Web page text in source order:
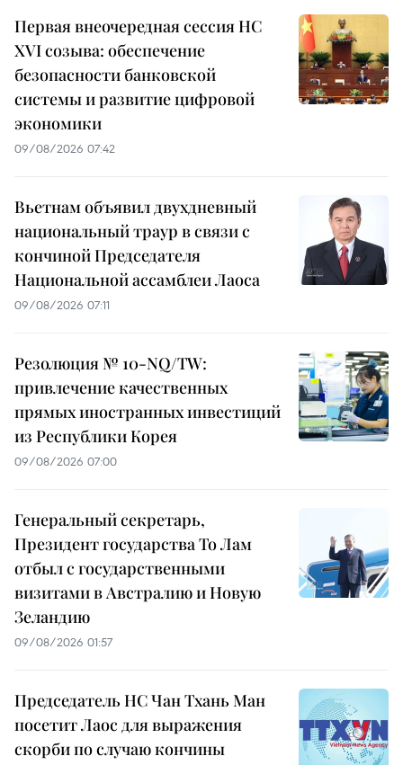
Первая внеочередная сессия НС
XVI созыва: обеспечение
безопасности банковской
системы и развитие цифровой
экономики
09/08/2026 07:42
Вьетнам объявил двухдневный
национальный траур в связи с
кончиной Председателя
Национальной ассамблеи Лаоса
09/08/2026 07:11
Резолюция № 10-NQ/TW:
привлечение качественных
прямых иностранных инвестиций
из Республики Корея
09/08/2026 07:00
Генеральный секретарь,
Президент государства То Лам
отбыл с государственными
визитами в Австралию и Новую
Зеландию
09/08/2026 01:57
Председатель НС Чан Тхань Ман
посетит Лаос для выражения
скорби по случаю кончины